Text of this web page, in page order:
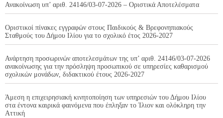
Ανακοίνωση υπ’ αριθ. 24146/03-07-2026 – Οριστικά Αποτελέσματα
Οριστικοί πίνακες εγγραφών στους Παιδικούς & Βρεφονηπιακούς
Σταθμούς του Δήμου Ιλίου για το σχολικό έτος 2026-2027
Ανάρτηση προσωρινών αποτελεσμάτων της υπ’ αριθ. 24146/03-07-2026
ανακοίνωσης για την πρόσληψη προσωπικού σε υπηρεσίες καθαρισμού
σχολικών μονάδων, διδακτικού έτους 2026-2027
Άμεση η επιχειρησιακή κινητοποίηση των υπηρεσιών του Δήμου Ιλίου
στα έντονα καιρικά φαινόμενα που έπληξαν το Ίλιον και ολόκληρη την
Αττική